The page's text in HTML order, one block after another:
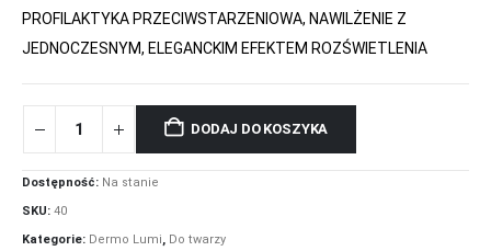
PROFILAKTYKA PRZECIWSTARZENIOWA, NAWILŻENIE Z
JEDNOCZESNYM, ELEGANCKIM EFEKTEM ROZŚWIETLENIA
DODAJ DO KOSZYKA
Dostępność: Na stanie
SKU: 40
Kategorie: Dermo Lumi Do twarzy